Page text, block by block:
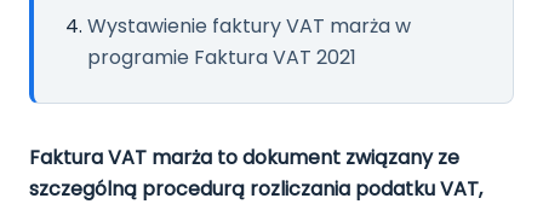
Wystawienie faktury VAT marża w
programie Faktura VAT 2021
Faktura VAT marża to dokument związany ze
szczególną procedurą rozliczania podatku VAT,